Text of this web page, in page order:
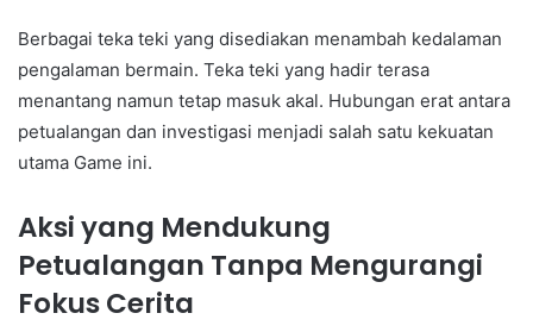
Berbagai teka teki yang disediakan menambah kedalaman
pengalaman bermain. Teka teki yang hadir terasa
menantang namun tetap masuk akal. Hubungan erat antara
petualangan dan investigasi menjadi salah satu kekuatan
utama Game ini.
Aksi yang Mendukung
Petualangan Tanpa Mengurangi
Fokus Cerita